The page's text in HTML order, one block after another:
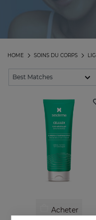
SOINS DU CORPS
HOME
Acheter